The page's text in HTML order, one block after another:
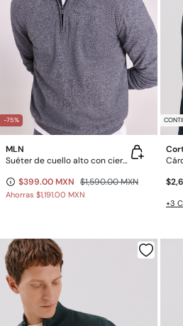
-75%
MLN
Suéter de cuello alto con cierre
$399.00 MXN $1,590.00 MXN
Ahorras $1,191.00 MXN
+3